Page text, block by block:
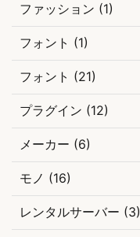
ファッション (1)
フォント (1)
フォント (21)
プラグイン (12)
メーカー (6)
モノ (16)
レンタルサーバー (3)